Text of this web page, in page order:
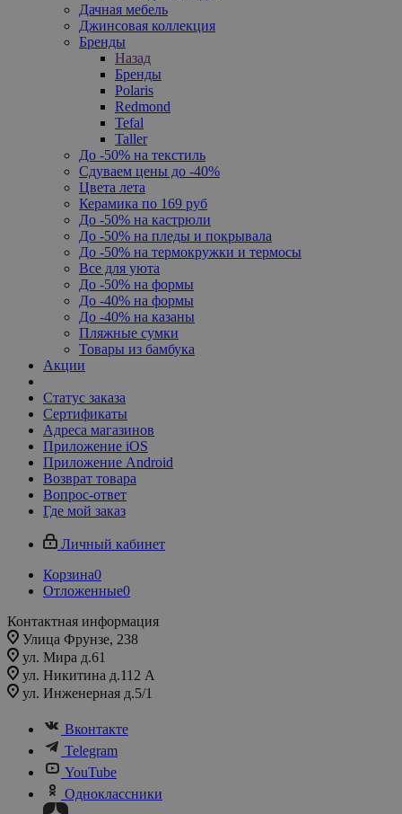
Дачная мебель
Джинсовая коллекция
Бренды
Назад
Бренды
Polaris
Redmond
Tefal
Taller
До -50% на текстиль
Сдуваем цены до -40%
Цвета лета
Керамика по 169 руб
До -50% на кастрюли
До -50% на пледы и покрывала
До -50% на термокружки и термосы
Все для уюта
До -50% на формы
До -40% на формы
До -40% на казаны
Пляжные сумки
Товары из бамбука
Акции
Статус заказа
Сертификаты
Адреса магазинов
Приложение iOS
Приложение Android
Возврат товара
Вопрос-ответ
Где мой заказ
Личный кабинет
Корзина0
Отложенные0
Контактная информация
Улица Фрунзе, 238​
ул. Мира д.61
ул. Никитина д.112 А
ул. Инженерная д.5/1
Вконтакте
Telegram
YouTube
Одноклассники